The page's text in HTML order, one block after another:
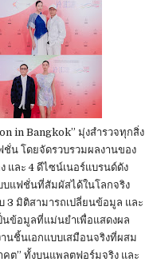
in Bangkok” มุ่งสำรวจทุกสิ่ง
น โดยจัดรวบรวมผลงานของ
และ 4 ดีไซน์เนอร์แบรนด์ดัง
บแฟชั่นที่สัมผัสได้ในโลกจริง
3 มิติสามารถเปลี่ยนข้อมูล และ
นข้อมูลที่แม่นยำเพื่อแสดงผล
นชิ้นเอกแบบเสมือนจริงที่ผสม
ต” ทั้งบนแพลตฟอร์มจริง และ